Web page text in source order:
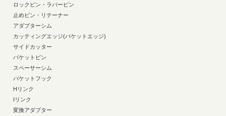
ロックピン・ラバーピン
止めピン・リテーナー
アダプターシム
カッティングエッジ(バケットエッジ)
サイドカッター
バケットピン
スペーサーシム
バケットフック
Hリンク
Iリンク
変換アダプター